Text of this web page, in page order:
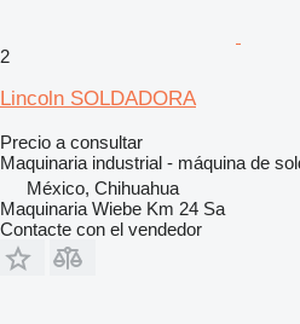
2
Lincoln SOLDADORA
Precio a consultar
Maquinaria industrial - máquina de
México, Chihuahua
Maquinaria Wiebe Km 24 Sa
Contacte con el vendedor